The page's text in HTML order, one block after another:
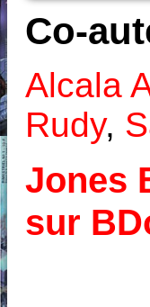
Co-
Alcala
Rudy,
Jones
sur